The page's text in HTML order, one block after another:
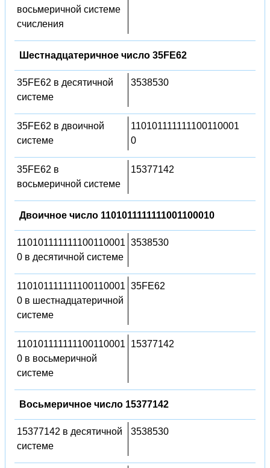
восьмеричной системе
счисления
Шестнадцатеричное число 35FE62
35FE62 в десятичной
системе
3538530
35FE62 в двоичной
системе
110101111111100110001
0
35FE62 в
восьмеричной системе
15377142
Двоичное число 1101011111111001100010
110101111111100110001
0 в десятичной системе
3538530
110101111111100110001
0 в шестнадцатеричной
системе
35FE62
110101111111100110001
0 в восьмеричной
системе
15377142
Восьмеричное число 15377142
15377142 в десятичной
системе
3538530